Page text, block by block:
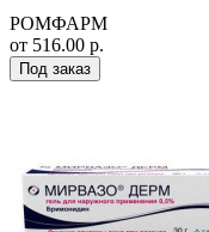
РОМФАРМ
от 516.00 р.
Под заказ